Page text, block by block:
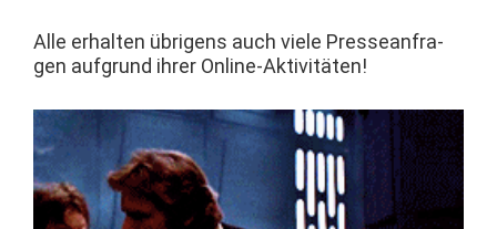
Alle erhal­ten übri­gens auch viele Pressean­fra­
gen auf­grund ihrer Online-Aktivitäten!